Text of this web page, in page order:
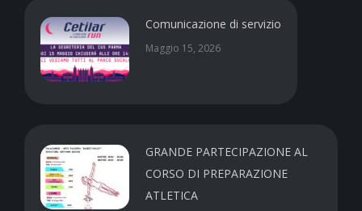
Comunicazione di servizio
Maggio 15, 2026
GRANDE PARTECIPAZIONE AL
CORSO DI PREPARAZIONE
ATLETICA